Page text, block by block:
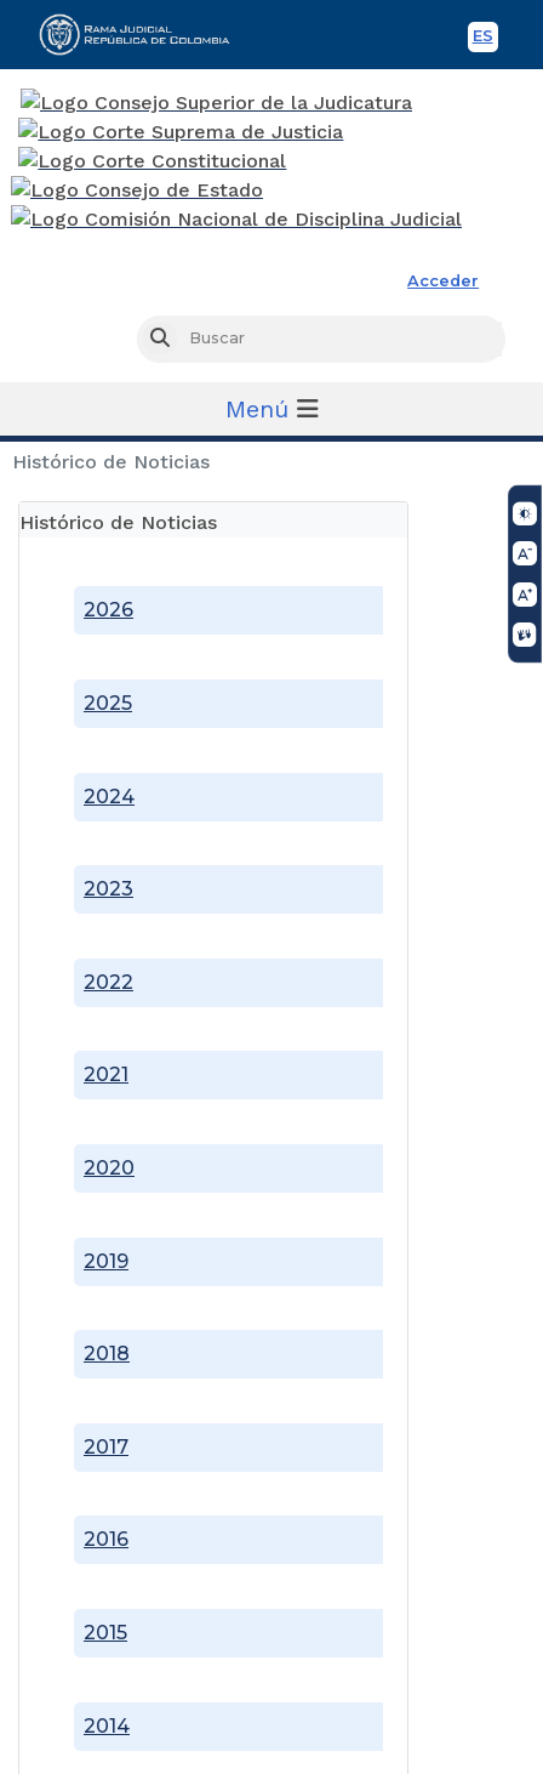
ES
Acceder
Buscar
Menú
Histórico de Noticias
Histórico de Noticias
2014
2015
2016
2017
2018
2019
2020
2021
2022
2023
2024
2025
2026